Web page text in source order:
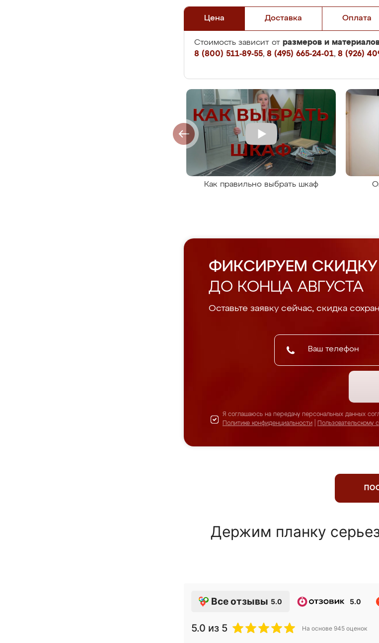
Цена Доставка Оплата
Стоимость зависит от размеров и
8 (800) 511-89-55, 8 (495) 665-24-01, 8 (926)
Как правильно выбрать шкаф
ФИКСИРУЕМ СКИДКУ
ДО КОНЦА АВГУСТА
Оставьте заявку сейчас, скидка
Я соглашаюсь на передачу персональных данных
Политике конфиденциальности
Пользовательскому
Держим планку
Все отзывы 5.0 5.0
5.0 из 5 На основе 945 оценок